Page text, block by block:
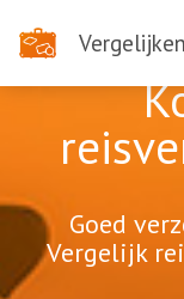
Goed
Vergelijk